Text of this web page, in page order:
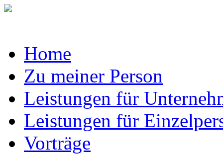
Home
Zu meiner Person
Leistungen für
Leistungen für
Vorträge